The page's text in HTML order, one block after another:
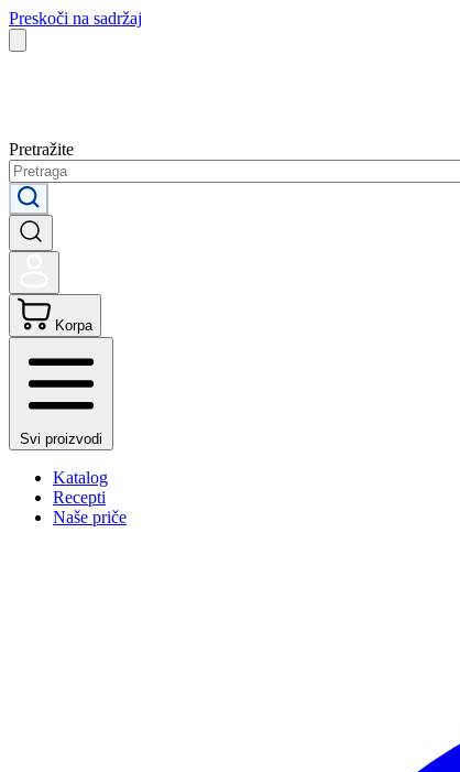
Preskoči na sadržaj
Pretražite
Korpa
Svi proizvodi
Katalog
Recepti
Naše priče